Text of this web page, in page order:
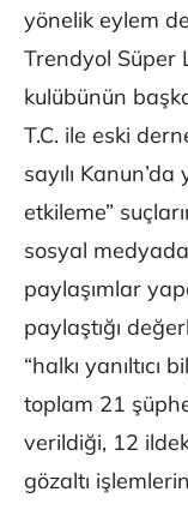
yönelik eylem
Trendyol Süper
kulübünün
T.C. ile eski
sayılı
etkileme”
sosyal
paylaşımlar
paylaştığı
“halkı
toplam 21
verildiği, 12
gözaltı